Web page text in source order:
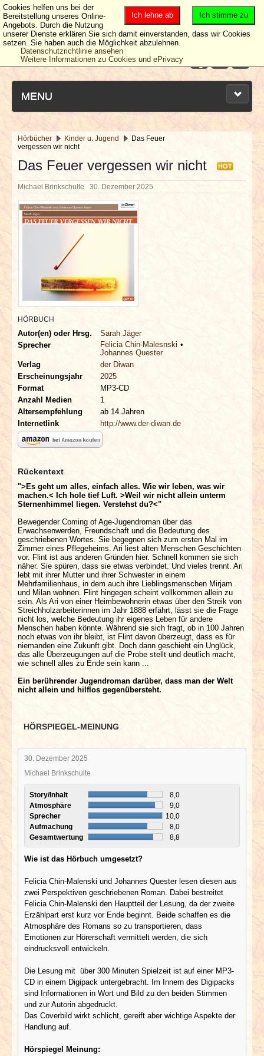
MENU
NEUESTE ARTIKEL
NEWS & DATES
BERICHTE
VERLOSUNGEN
INTERVIEWS
SPECIALS
REDAKTION
LINKS
ARCHIV
Hörbücher Kinder u. Jugend
Das Feuer
vergessen wir nicht
Das Feuer vergessen wir nicht HOT
Michael Brinkschulte 30. Dezember 2025
HÖRBUCH
Autor(en) oder Hrsg.
Sarah Jäger
Sprecher
Felicia Chin-Malesnski
Johannes Quester
Verlag
der Diwan
Erscheinungsjahr
2025
Format
MP3-CD
Anzahl Medien
1
Altersempfehlung
ab 14 Jahren
Internetlink
http://www.der-diwan.de
Rückentext
">Es geht um alles, einfach alles. Wie wir leben, was wir
machen.< Ich hole tief Luft. >Weil wir nicht allein unterm
Sternenhimmel liegen. Verstehst du?<"
Bewegender Coming of Age-Jugendroman über das
Erwachsenwerden, Freundschaft und die Bedeutung des
geschriebenen Wortes. Sie begegnen sich zum ersten Mal im
Zimmer eines Pflegeheims. Ari liest alten Menschen Geschichten
vor. Flint ist aus anderen Gründen hier. Schnell kommen sie sich
näher. Sie spüren, dass sie etwas verbindet. Und vieles trennt. Ari
lebt mit ihrer Mutter und ihrer Schwester in einem
Mehrfamilienhaus, in dem auch ihre Lieblingsmenschen Mirjam
und Milan wohnen. Flint hingegen scheint vollkommen allein zu
sein. Als Ari von einer Heimbewohnerin etwas über den Streik von
Streichholzarbeiterinnen im Jahr 1888 erfährt, lässt sie die Frage
nicht los, welche Bedeutung ihr eigenes Leben für andere
Menschen haben könnte. Während sie sich fragt, ob in 100 Jahren
noch etwas von ihr bleibt, ist Flint davon überzeugt, dass es für
niemanden eine Zukunft gibt. Doch dann geschieht ein Unglück,
das alle Überzeugungen auf die Probe stellt und deutlich macht,
wie schnell alles zu Ende sein kann ...
Ein berührender Jugendroman darüber, dass man der Welt
nicht allein und hilflos gegenübersteht.
HÖRSPIEGEL-MEINUNG
30. Dezember 2025
Michael Brinkschulte
Story/Inhalt
8,0
Atmosphäre
9,0
Sprecher
10,0
Aufmachung
8,0
Gesamtwertung
8,8
Wie ist das Hörbuch umgesetzt?
Felicia Chin-Malenski und Johannes Quester lesen diesen aus
zwei Perspektiven geschriebenen Roman. Dabei bestreitet
Felicia Chin-Malenski den Hauptteil der Lesung, da der zweite
Erzählpart erst kurz vor Ende beginnt. Beide schaffen es die
Atmosphäre des Romans so zu transportieren, dass
Emotionen zur Hörerschaft vermittelt werden, die sich
eindrucksvoll entwickeln.
Die Lesung mit über 300 Minuten Spielzeit ist auf einer MP3-
CD in einem Digipack untergebracht. Im Innern des Digipacks
sind Informationen in Wort und Bild zu den beiden Stimmen
und zur Autorin abgedruckt.
Das Coverbild wirkt schlicht, gereift aber wichtige Aspekte der
Handlung auf.
Hörspiegel Meinung:
Ich stimme zu
Ich lehne ab
Cookies helfen uns bei der
Bereitstellung unseres Online-
Angebots. Durch die Nutzung
unserer Dienste erklären Sie sich damit einverstanden, dass wir Cookies
setzen. Sie haben auch die Möglichkeit abzulehnen.
Datenschutzrichtlinie ansehen
Weitere Informationen zu Cookies und ePrivacy